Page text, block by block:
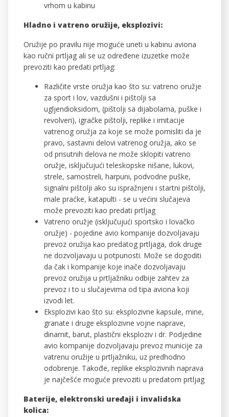
vrhom u kabinu
Hladno i vatreno oružije, eksplozivi:
Oružije po pravilu nije moguće uneti u kabinu aviona
kao ručni prtljag ali se uz određene izuzetke može
prevoziti kao predati prtljag:
Različite vrste oružja kao što su: vatreno oružje
za sport i lov, vazdušni i pištolji sa
ugljendioksidom, (pištolji sa dijabolama, puške i
revolveri), igračke pištolji, replike i imitacije
vatrenog oružja za koje se može pomisliti da je
pravo, sastavni delovi vatrenog oružja, ako se
od prisutnih delova ne može sklopiti vatreno
oružje, isključujući teleskopske nišane, lukovi,
strele, samostreli, harpuni, podvodne puške,
signalni pištolji ako su ispražnjeni i startni pištolji,
male praćke, katapulti - se u većini slučajeva
može prevoziti kao predati prtljag
Vatreno oružje (isključujući sportsko i lovačko
oružje) - pojedine avio kompanije dozvoljavaju
prevoz oružija kao predatog prtljaga, dok druge
ne dozvoljavaju u potpunosti. Može se dogoditi
da čak i kompanije koje inače dozvoljavaju
prevoz oružija u prtljažniku odbije zahtev za
prevoz i to u slučajevima od tipa aviona koji
izvodi let.
Eksplozivi kao što su: eksplozivne kapsule, mine,
granate i druge eksplozivne vojne naprave,
dinamit, barut, plastični eksploziv i dr. Podjedine
avio kompanije dozvoljavaju prevoz municije za
vatrenu oružije u prtljažniku, uz predhodno
odobrenje. Takođe, replike eksplozivnih naprava
je najčešće moguće prevoziti u predatom prtljag
Baterije, elektronski uređaji i invalidska
kolica: